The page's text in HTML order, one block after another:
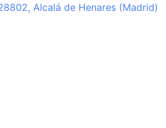
Alcalá de Henares (Madrid)